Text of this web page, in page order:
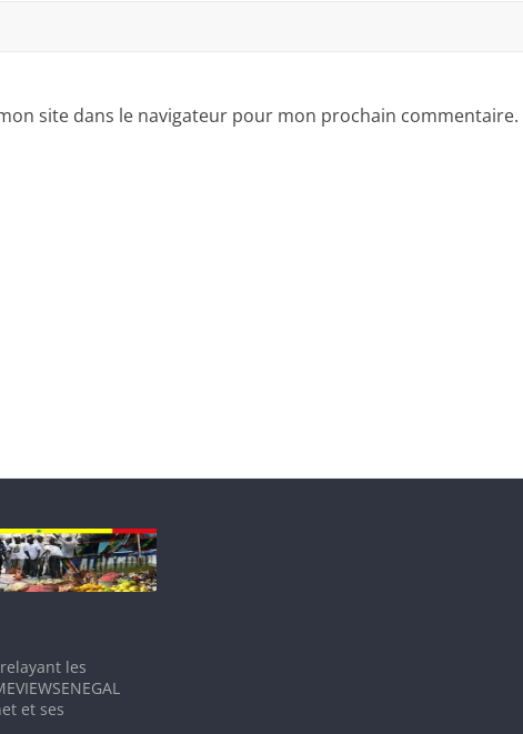
site dans le navigateur pour mon prochain commentaire.
relayant les
et ses